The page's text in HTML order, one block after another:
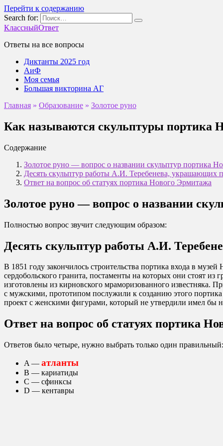
Перейти к содержанию
Search for:
КлассныйОтвет
Ответы на все вопросы
Диктанты 2025 год
АиФ
Моя семья
Большая викторина АГ
Главная » Образование » Золотое руно
Как называются скульптуры портика
Содержание
Золотое руно — вопрос о названии скульптур портика
Десять скульптур работы А.И. Теребенева,
Ответ на вопрос об статуях портика Нового Эрмитажа
Золотое руно — вопрос о названии
Полностью вопрос звучит следующим образом:
Десять скульптур работы А.И.
В 1851 году закончилось строительства портика входа в
сердобольского гранита, постаменты на которых они стоят
изготовлены из кирновского мраморизованного известняка.
с мужскими, прототипом послужили к созданию этого
проект с женскими фигурами, который не утвердили имел бы
Ответ на вопрос об статуях портика
Ответов было четыре, нужно выбрать только один правильный:
A — атланты
В — кариатиды
С — сфинксы
D — кентавры